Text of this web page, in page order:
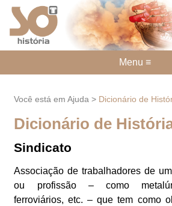
Você está em Ajuda > Dicionário de
Dicionário de
Sindicato
Associação de trabalhadores de
ou profissão – como
ferroviários, etc. – que tem como